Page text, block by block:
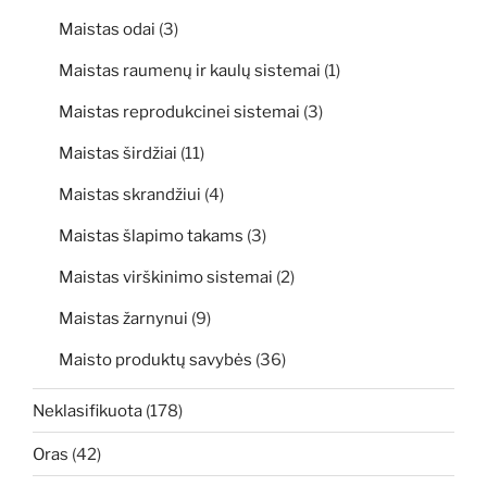
Maistas odai (3)
Maistas raumenų ir kaulų sistemai (1)
Maistas reprodukcinei sistemai (3)
Maistas širdžiai (11)
Maistas skrandžiui (4)
Maistas šlapimo takams (3)
Maistas virškinimo sistemai (2)
Maistas žarnynui (9)
Maisto produktų savybės (36)
Neklasifikuota (178)
Oras (42)